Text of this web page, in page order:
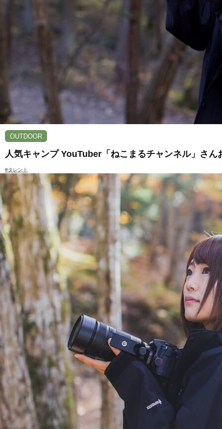
OUTDOOR
人気キャンプ YouTuber「ねこまるチャンネル」さ
#タレント